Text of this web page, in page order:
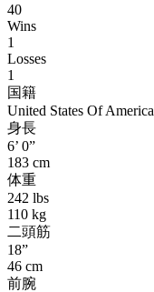
40
Wins
1
Losses
1
国籍
United States Of America
身長
6’ 0”
183 cm
体重
242 lbs
110 kg
二頭筋
18”
46 cm
前腕